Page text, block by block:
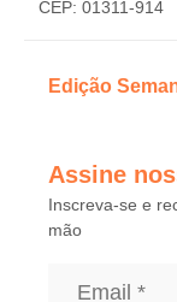
CEP: 01311-914
Edição
Assine
Inscreva-se e
mão